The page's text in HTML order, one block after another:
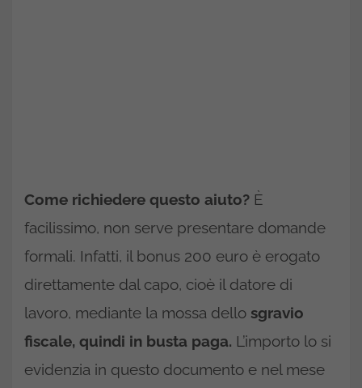
Come richiedere questo aiuto? È
facilissimo, non serve presentare domande
formali. Infatti, il bonus 200 euro è erogato
direttamente dal capo, cioè il datore di
lavoro, mediante la mossa dello sgravio
fiscale, quindi in busta paga. L’importo lo si
evidenzia in questo documento e nel mese